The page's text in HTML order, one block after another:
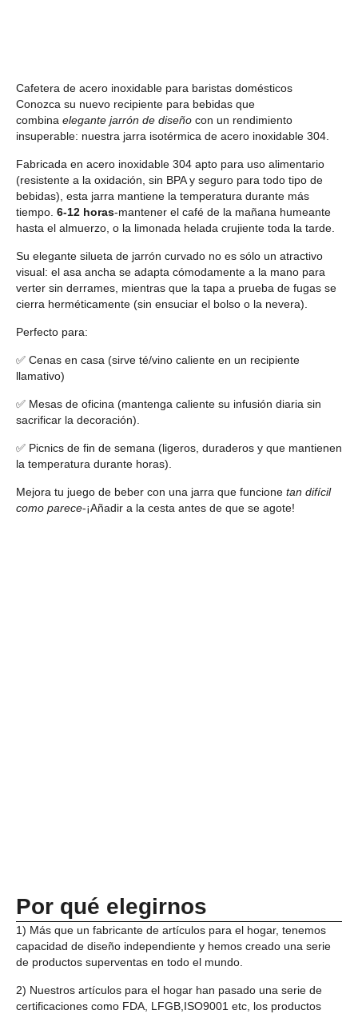
Cafetera de acero inoxidable para baristas domésticos
Conozca su nuevo recipiente para bebidas que
combina elegante jarrón de diseño con un rendimiento
insuperable: nuestra jarra isotérmica de acero inoxidable 304.
Fabricada en acero inoxidable 304 apto para uso alimentario
(resistente a la oxidación, sin BPA y seguro para todo tipo de
bebidas), esta jarra mantiene la temperatura durante más
tiempo. 6-12 horas-mantener el café de la mañana humeante
hasta el almuerzo, o la limonada helada crujiente toda la tarde.
Su elegante silueta de jarrón curvado no es sólo un atractivo
visual: el asa ancha se adapta cómodamente a la mano para
verter sin derrames, mientras que la tapa a prueba de fugas se
cierra herméticamente (sin ensuciar el bolso o la nevera).
Perfecto para:
✅ Cenas en casa (sirve té/vino caliente en un recipiente
llamativo)
✅ Mesas de oficina (mantenga caliente su infusión diaria sin
sacrificar la decoración).
✅ Picnics de fin de semana (ligeros, duraderos y que mantienen
la temperatura durante horas).
Mejora tu juego de beber con una jarra que funcione tan difícil
como parece-¡Añadir a la cesta antes de que se agote!
Por qué elegirnos
1) Más que un fabricante de artículos para el hogar, tenemos
capacidad de diseño independiente y hemos creado una serie
de productos superventas en todo el mundo.
2) Nuestros artículos para el hogar han pasado una serie de
certificaciones como FDA, LFGB,ISO9001 etc, los productos